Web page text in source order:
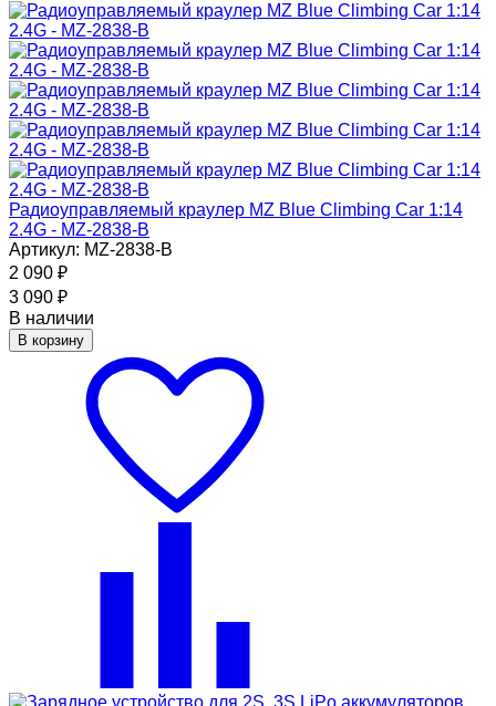
Радиоуправляемый краулер MZ Blue Climbing Car 1:14
2.4G - MZ-2838-B
Артикул: MZ-2838-B
2 090 ₽
3 090 ₽
В наличии
В корзину